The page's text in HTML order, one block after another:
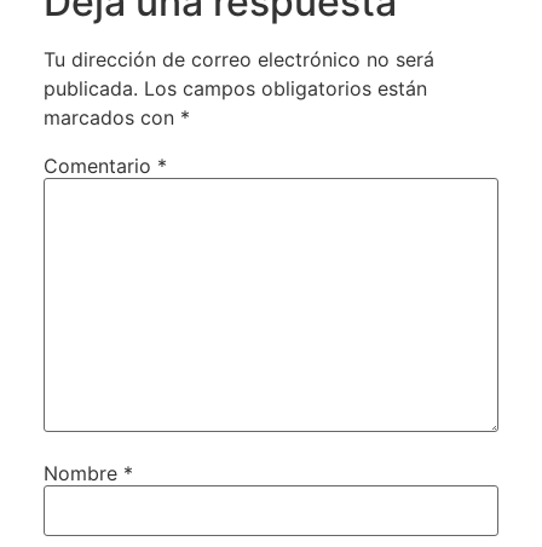
Tu dirección de correo electrónico no será
publicada. Los campos obligatorios están
marcados con *
Comentario *
Nombre *